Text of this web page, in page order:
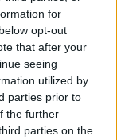
for
opt-out
that after your
seeing
utilized by
parties prior to
the further
parties on the